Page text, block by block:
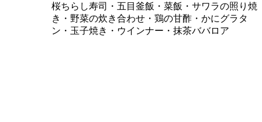
桜ちらし寿司・五目釜飯・菜飯・サワラの照り焼
き・野菜の炊き合わせ・鶏の甘酢・かにグラタ
ン・玉子焼き・ウインナー・抹茶ババロア